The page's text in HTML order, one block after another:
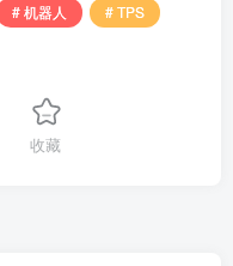
# 机器人 # TPS
收藏